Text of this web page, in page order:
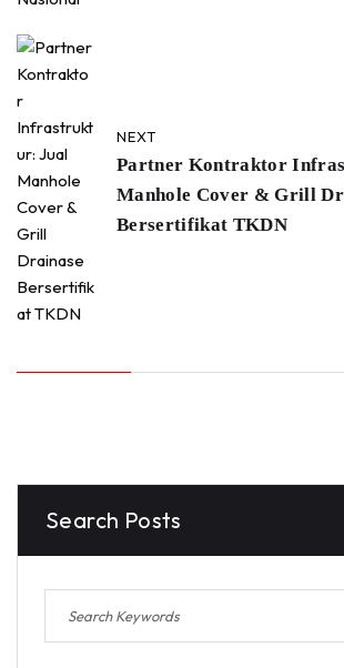
NEXT
Partner Kontraktor
Manhole Cover & Grill
Bersertifikat TKDN
Search Posts